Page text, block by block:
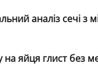
аналіз сечі з
на яйця глист без